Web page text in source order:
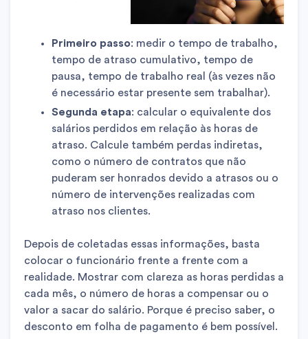
Primeiro passo: medir o tempo de trabalho,
tempo de atraso cumulativo, tempo de
pausa, tempo de trabalho real (às vezes não
é necessário estar presente sem trabalhar).
Segunda etapa: calcular o equivalente dos
salários perdidos em relação às horas de
atraso. Calcule também perdas indiretas,
como o número de contratos que não
puderam ser honrados devido a atrasos ou o
número de intervenções realizadas com
atraso nos clientes.
Depois de coletadas essas informações, basta
colocar o funcionário frente a frente com a
realidade. Mostrar com clareza as horas perdidas a
cada mês, o número de horas a compensar ou o
valor a sacar do salário. Porque é preciso saber, o
desconto em folha de pagamento é bem possível.